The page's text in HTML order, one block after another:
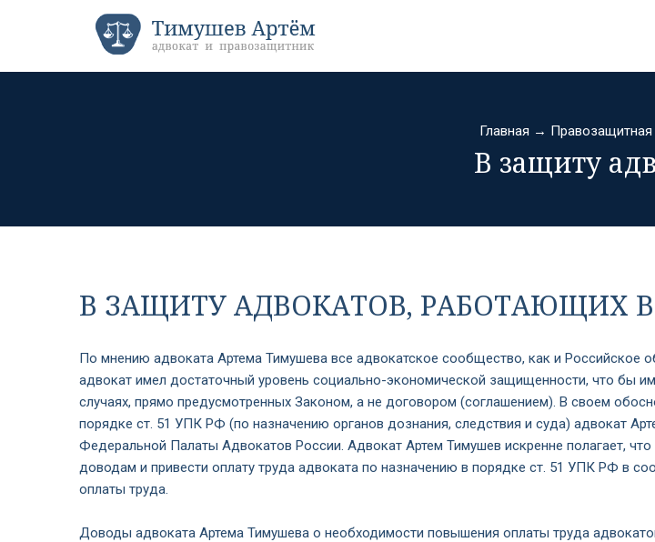
Главная → Правозащитная
В защиту
В ЗАЩИТУ АДВОКАТОВ, РАБОТАЮЩИХ В
По мнению адвоката Артема Тимушева все адвокатское сообщество, как и
адвокат имел достаточный уровень социально-экономической защищенности, что бы
случаях, прямо предусмотренных Законом, а не договором (соглашением). В своем
порядке ст. 51 УПК РФ (по назначению органов дознания, следствия и суда) адвокат
Федеральной Палаты Адвокатов России. Адвокат Артем Тимушев искренне полагает,
доводам и привести оплату труда адвоката по назначению в порядке ст. 51 УПК РФ в
оплаты труда.
Доводы адвоката Артема Тимушева о необходимости повышения оплаты труда